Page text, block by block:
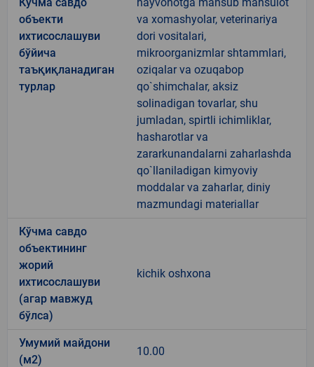
объекти
ихтисослашуви
бўйича
таъқиқланадиган
турлар
va xomashyolar, veterinariya
dori vositalari,
mikroorganizmlar shtammlari,
oziqalar va ozuqabop
qo`shimchalar, aksiz
solinadigan tovarlar, shu
jumladan, spirtli ichimliklar,
hasharotlar va
zararkunandalarni zaharlashda
qo`llaniladigan kimyoviy
moddalar va zaharlar, diniy
mazmundagi materiallar
Кўчма савдо
объектининг
жорий
ихтисослашуви
(агар мавжуд
бўлса)
kichik oshxona
Умумий майдони
(м2)
10.00